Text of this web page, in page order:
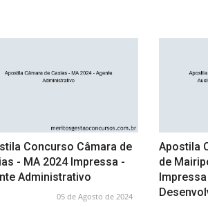
Concurso Câmara de
- MA 2024 Impressa -
Administrativo
05 de Agosto de 2024
Apostila
de